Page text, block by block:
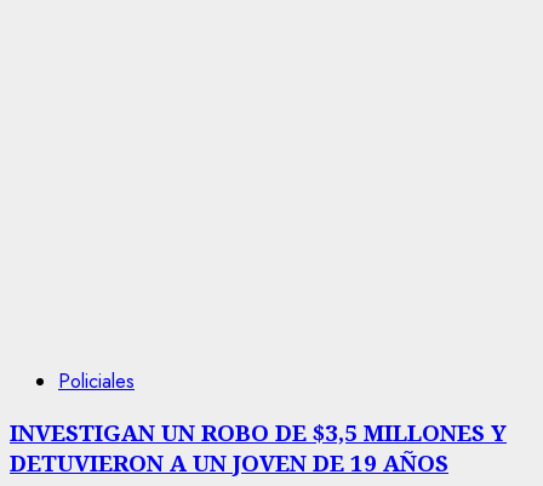
Policiales
INVESTIGAN UN ROBO DE $3,5 MILLONES Y
DETUVIERON A UN JOVEN DE 19 AÑOS